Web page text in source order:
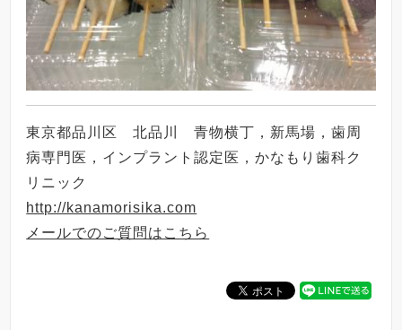
東京都品川区 北品川 青物横丁，新馬場，歯周
病専門医，インプラント認定医，かなもり歯科ク
リニック
http://kanamorisika.com
メールでのご質問はこちら